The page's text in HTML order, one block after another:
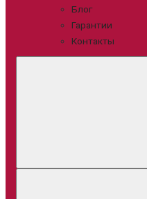
Блог
Гарантии
Контакты